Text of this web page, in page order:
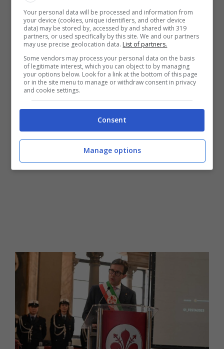
stanziato da 3 milioni di euro (di cui 2,1
milioni per i privati). La novità del bonus
bandito dal Comune di Firenze sta nel
comprendere anche le auto a benzina Euro
6 e nel non fare alcuna differenza tra auto
nuova ed auto usata.
Your personal data will be processed and information from
your device (cookies, unique identifiers, and other device
data) may be stored by, accessed by and shared with 319
partners, or used specifically by this site. We and our partners
may use precise geolocation data. List of partners.
Some vendors may process your personal data on the basis
of legitimate interest, which you can object to by managing
your options below. Look for a link at the bottom of this page
or in the site menu to manage or withdraw consent in privacy
and cookie settings.
Consent
Manage options